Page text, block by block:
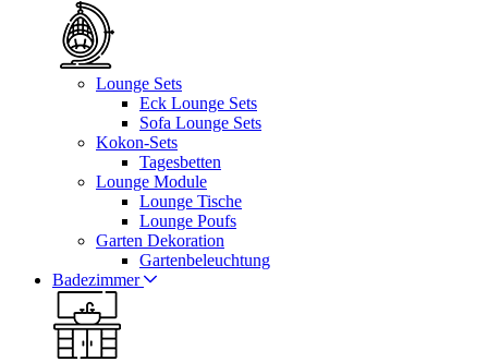
Lounge Sets
Eck Lounge Sets
Sofa Lounge Sets
Kokon-Sets
Tagesbetten
Lounge Module
Lounge Tische
Lounge Poufs
Garten Dekoration
Gartenbeleuchtung
Badezimmer